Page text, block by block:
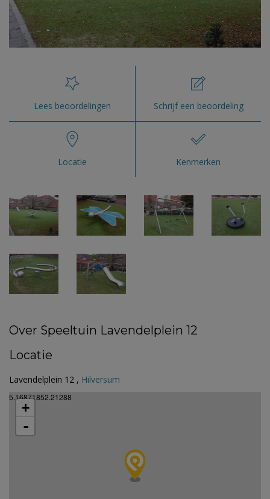
Lees beoordelingen Schrijf een beoordeling
Locatie Kenmerken
Over Speeltuin Lavendelplein 12
Locatie
Lavendelplein 12 , Hilversum
5.16871852.21288
+
-